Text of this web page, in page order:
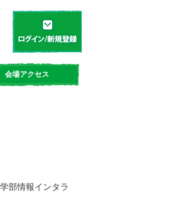
学都「仙台・宮城」サイエンスデイ
会場アクセス
部情報インタラ